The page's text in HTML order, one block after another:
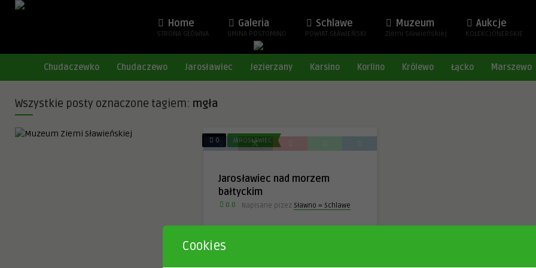
Home
STRONA GŁÓWNA
Galeria
GMINA POSTOMINO
Schlawe
POWIAT SŁAWIEŃSKI
Muzeum
Ziemi Sławieńskiej
Aukcje
KOLEKCJONERSKIE
Chudaczewko Chudaczewo Jarosławiec Jezierzany Karsino Korlino Królewo Łącko Marszewo
Wszystkie posty oznaczone tagiem: mgła
0 JAROSŁAWIEC
Jarosławiec nad morzem
bałtyckim
0.0 Napisane przez Sławno = Schlawe
Cookies